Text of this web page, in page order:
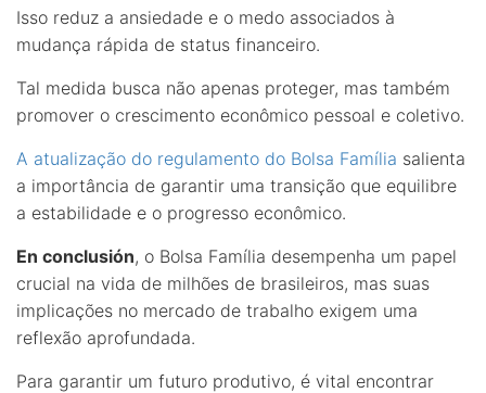
Isso reduz a ansiedade e o medo associados à
mudança rápida de status financeiro.
Tal medida busca não apenas proteger, mas também
promover o crescimento econômico pessoal e coletivo.
A atualização do regulamento do Bolsa Família salienta
a importância de garantir uma transição que equilibre
a estabilidade e o progresso econômico.
En conclusión, o Bolsa Família desempenha um papel
crucial na vida de milhões de brasileiros, mas suas
implicações no mercado de trabalho exigem uma
reflexão aprofundada.
Para garantir um futuro produtivo, é vital encontrar